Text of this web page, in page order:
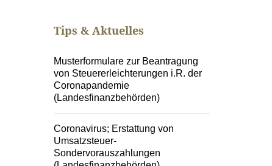
Tips & Aktuelles
Musterformulare zur Beantragung
von Steuererleichterungen i.R. der
Coronapandemie
(Landesfinanzbehörden)
Coronavirus; Erstattung von
Umsatzsteuer-
Sondervorauszahlungen